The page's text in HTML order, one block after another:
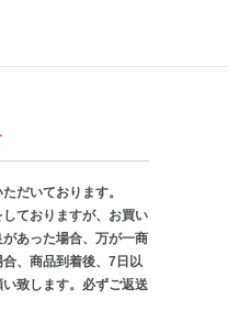
だいております。
ておりますが、お買い
あった場合、万が一商
、商品到着後、7日以
致します。必ずご返送